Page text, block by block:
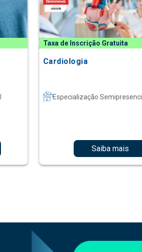
Taxa de Inscrição Gratuita
Cardiologia
Especialização
Saiba mais